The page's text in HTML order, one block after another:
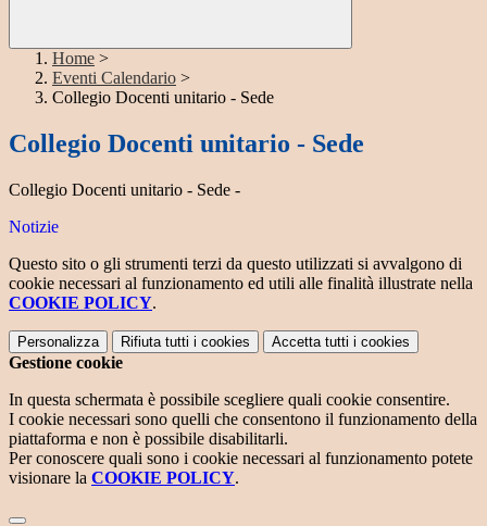
Home >
Eventi Calendario >
Collegio Docenti unitario - Sede
Collegio Docenti unitario - Sede
Collegio Docenti unitario - Sede -
Notizie
Questo sito o gli strumenti terzi da questo utilizzati si avvalgono di
cookie necessari al funzionamento ed utili alle finalità illustrate nella
COOKIE POLICY.
Personalizza Rifiuta tutti i cookies Accetta tutti i cookies
Gestione cookie
In questa schermata è possibile scegliere quali cookie consentire.
I cookie necessari sono quelli che consentono il funzionamento della
piattaforma e non è possibile disabilitarli.
Per conoscere quali sono i cookie necessari al funzionamento potete
visionare la COOKIE POLICY.